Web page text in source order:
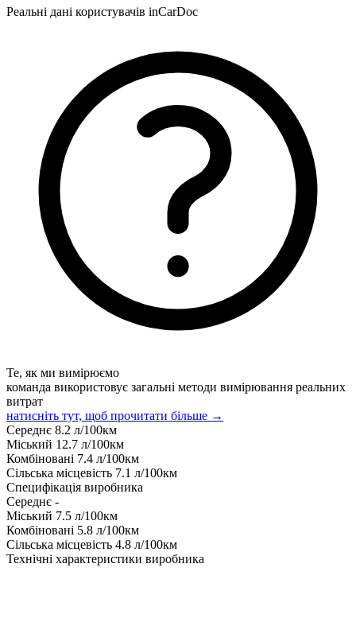
Реальні дані користувачів inCarDoc
Те, як ми вимірюємо
команда використовує загальні методи вимірювання реальних
витрат
натисніть тут, щоб прочитати більше →
Середнє 8.2 л/100км
Міський 12.7 л/100км
Комбіновані 7.4 л/100км
Сільська місцевість 7.1 л/100км
Специфікація виробника
Середнє -
Міський 7.5 л/100км
Комбіновані 5.8 л/100км
Сільська місцевість 4.8 л/100км
Технічні характеристики виробника